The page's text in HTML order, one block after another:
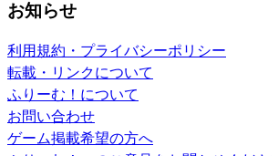
お知らせ
利用規約・プライバシーポリシー
転載・リンクについて
ふりーむ！について
お問い合わせ
ゲーム掲載希望の方へ